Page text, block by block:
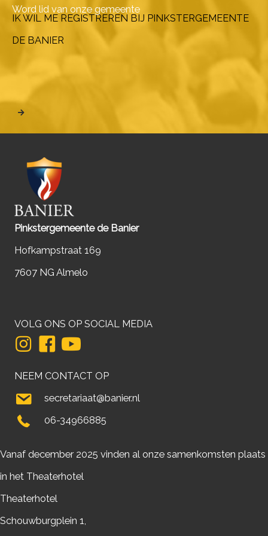
Word lid van onze gemeente
IK WIL ME REGISTREREN BIJ PINKSTERGEMEENTE
DE BANIER
Pinkstergemeente de Banier
Hofkampstraat 169
7607 NG Almelo
VOLG ONS OP SOCIAL MEDIA
NEEM CONTACT OP
secretariaat@banier.nl
06-34966885
Vanaf december 2025 vinden al onze samenkomsten plaats
in het Theaterhotel
Theaterhotel
Schouwburgplein 1,